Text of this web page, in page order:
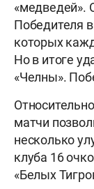
«медведей».
Победителя
которых
Но в итоге
«Челны».
матчи
несколько
клуба 16
«Белых